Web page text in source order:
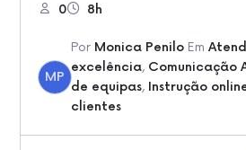
0 8h
MP
Por Monica Penilo Em
excelência, Comunicação
de equipas, Instrução
clientes